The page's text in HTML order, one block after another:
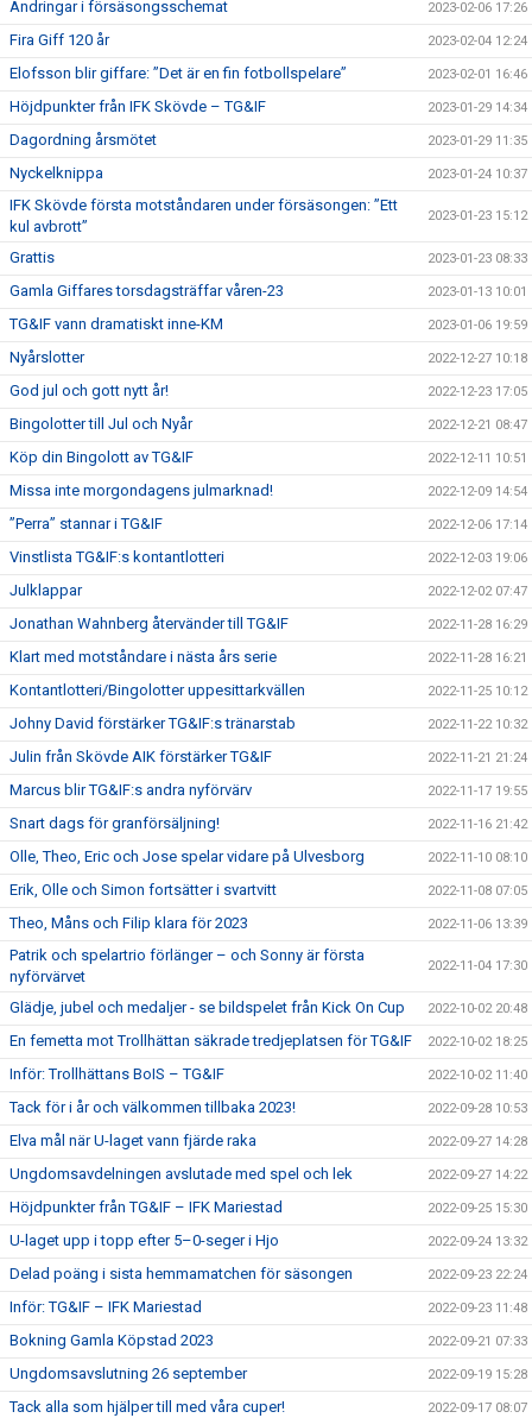
Ändringar i försäsongsschemat 2023-02-06 17:26
Fira Giff 120 år 2023-02-04 12:24
Elofsson blir giffare: ”Det är en fin fotbollspelare” 2023-02-01 16:46
Höjdpunkter från IFK Skövde – TG&IF 2023-01-29 14:34
Dagordning årsmötet 2023-01-29 11:35
Nyckelknippa 2023-01-24 10:37
IFK Skövde första motståndaren under försäsongen: ”Ett
kul avbrott”
2023-01-23 15:12
Grattis 2023-01-23 08:33
Gamla Giffares torsdagsträffar våren-23 2023-01-13 10:01
TG&IF vann dramatiskt inne-KM 2023-01-06 19:59
Nyårslotter 2022-12-27 10:18
God jul och gott nytt år! 2022-12-23 17:05
Bingolotter till Jul och Nyår 2022-12-21 08:47
Köp din Bingolott av TG&IF 2022-12-11 10:51
Missa inte morgondagens julmarknad! 2022-12-09 14:54
”Perra” stannar i TG&IF 2022-12-06 17:14
Vinstlista TG&IF:s kontantlotteri 2022-12-03 19:06
Julklappar 2022-12-02 07:47
Jonathan Wahnberg återvänder till TG&IF 2022-11-28 16:29
Klart med motståndare i nästa års serie 2022-11-28 16:21
Kontantlotteri/Bingolotter uppesittarkvällen 2022-11-25 10:12
Johny David förstärker TG&IF:s tränarstab 2022-11-22 10:32
Julin från Skövde AIK förstärker TG&IF 2022-11-21 21:24
Marcus blir TG&IF:s andra nyförvärv 2022-11-17 19:55
Snart dags för granförsäljning! 2022-11-16 21:42
Olle, Theo, Eric och Jose spelar vidare på Ulvesborg 2022-11-10 08:10
Erik, Olle och Simon fortsätter i svartvitt 2022-11-08 07:05
Theo, Måns och Filip klara för 2023 2022-11-06 13:39
Patrik och spelartrio förlänger – och Sonny är första
nyförvärvet
2022-11-04 17:30
Glädje, jubel och medaljer - se bildspelet från Kick On Cup 2022-10-02 20:48
En femetta mot Trollhättan säkrade tredjeplatsen för TG&IF 2022-10-02 18:25
Inför: Trollhättans BoIS – TG&IF 2022-10-02 11:40
Tack för i år och välkommen tillbaka 2023! 2022-09-28 10:53
Elva mål när U-laget vann fjärde raka 2022-09-27 14:28
Ungdomsavdelningen avslutade med spel och lek 2022-09-27 14:22
Höjdpunkter från TG&IF – IFK Mariestad 2022-09-25 15:30
U-laget upp i topp efter 5–0-seger i Hjo 2022-09-24 13:32
Delad poäng i sista hemmamatchen för säsongen 2022-09-23 22:24
Inför: TG&IF – IFK Mariestad 2022-09-23 11:48
Bokning Gamla Köpstad 2023 2022-09-21 07:33
Ungdomsavslutning 26 september 2022-09-19 15:28
Tack alla som hjälper till med våra cuper! 2022-09-17 08:07